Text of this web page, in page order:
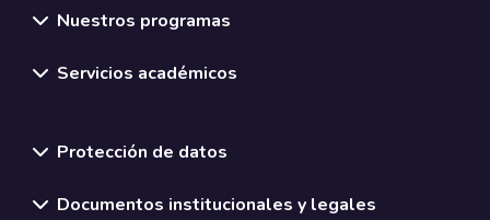
Nuestros programas
Servicios académicos
Protección de datos
Documentos institucionales y legales